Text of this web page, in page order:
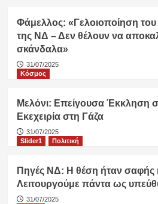
Φάμελλος: «Γελοιοποίηση
της ΝΔ – Δεν θέλουν να
σκάνδαλα»
31/07/2025
Κόσμος
Μελόνι: Επείγουσα Έκκληση
Εκεχειρία στη Γάζα
31/07/2025
Slider1
Πολιτική
Πηγές ΝΔ: Η θέση ήταν σαφής
Λειτουργούμε πάντα ως
31/07/2025